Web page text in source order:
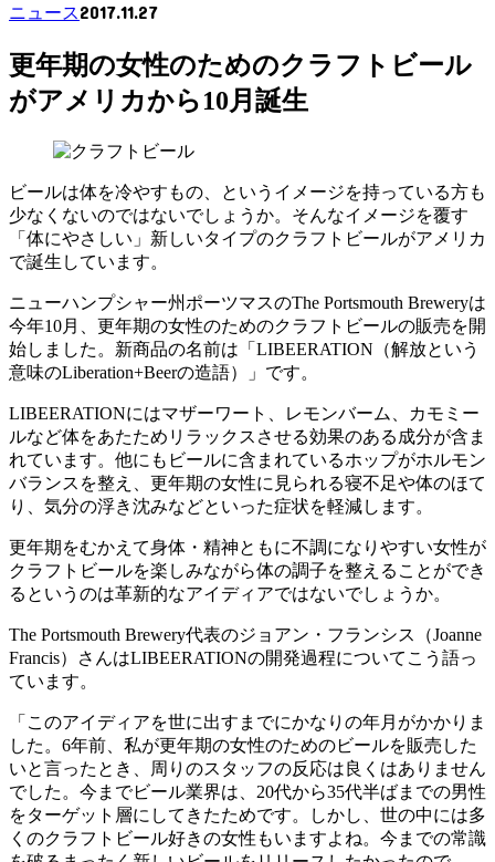
ニュース2017.11.27
更年期の女性のためのクラフトビール
がアメリカから10月誕生
ビールは体を冷やすもの、というイメージを持っている方も
少なくないのではないでしょうか。そんなイメージを覆す
「体にやさしい」新しいタイプのクラフトビールがアメリカ
で誕生しています。
ニューハンプシャー州ポーツマスのThe Portsmouth Breweryは
今年10月、更年期の女性のためのクラフトビールの販売を開
始しました。新商品の名前は「LIBEERATION（解放という
意味のLiberation+Beerの造語）」です。
LIBEERATIONにはマザーワート、レモンバーム、カモミー
ルなど体をあたためリラックスさせる効果のある成分が含ま
れています。他にもビールに含まれているホップがホルモン
バランスを整え、更年期の女性に見られる寝不足や体のほて
り、気分の浮き沈みなどといった症状を軽減します。
更年期をむかえて身体・精神ともに不調になりやすい女性が
クラフトビールを楽しみながら体の調子を整えることができ
るというのは革新的なアイディアではないでしょうか。
The Portsmouth Brewery代表のジョアン・フランシス（Joanne
Francis）さんはLIBEERATIONの開発過程についてこう語っ
ています。
「このアイディアを世に出すまでにかなりの年月がかかりま
した。6年前、私が更年期の女性のためのビールを販売した
いと言ったとき、周りのスタッフの反応は良くはありません
でした。今までビール業界は、20代から35代半ばまでの男性
をターゲット層にしてきたためです。しかし、世の中には多
くのクラフトビール好きの女性もいますよね。今までの常識